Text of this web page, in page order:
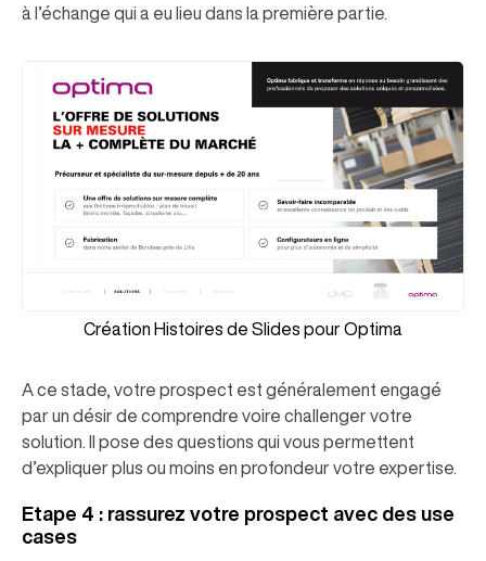
à l’échange qui a eu lieu dans la première partie.
Création Histoires de Slides pour Optima
A ce stade, votre prospect est généralement engagé
par un désir de comprendre voire challenger votre
solution. Il pose des questions qui vous permettent
d’expliquer plus ou moins en profondeur votre expertise.
Etape 4 : rassurez votre prospect avec des use
cases